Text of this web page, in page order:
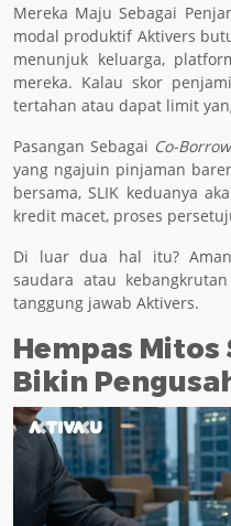
Mereka Maju Sebagai
modal produktif Aktivers
menunjuk keluarga,
mereka. Kalau skor
tertahan atau dapat limit
Pasangan Sebagai Co-
yang ngajuin pinjaman
bersama, SLIK keduanya
kredit macet, proses
Di luar dua hal itu?
saudara atau
tanggung jawab Aktivers.
Hempas Mitos
Bikin